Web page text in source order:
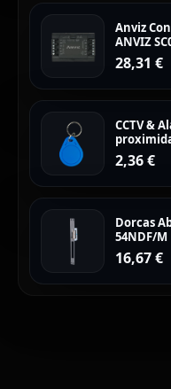
Anviz
ANVIZ
28,31 €
CCTV &
2,36€
Dorcas
54NDF/M
16,67€